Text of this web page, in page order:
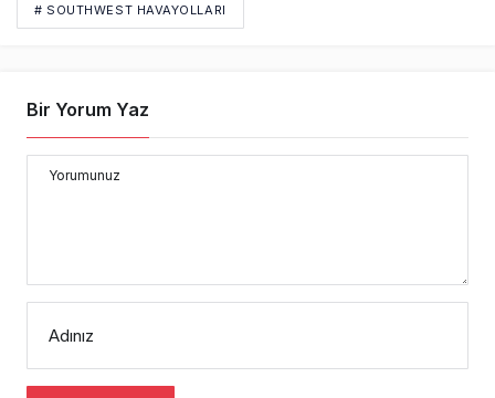
# SOUTHWEST HAVAYOLLARI
Bir Yorum Yaz
Yorumunuz
Adınız